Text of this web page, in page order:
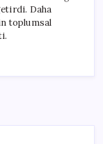
Daha
toplumsal